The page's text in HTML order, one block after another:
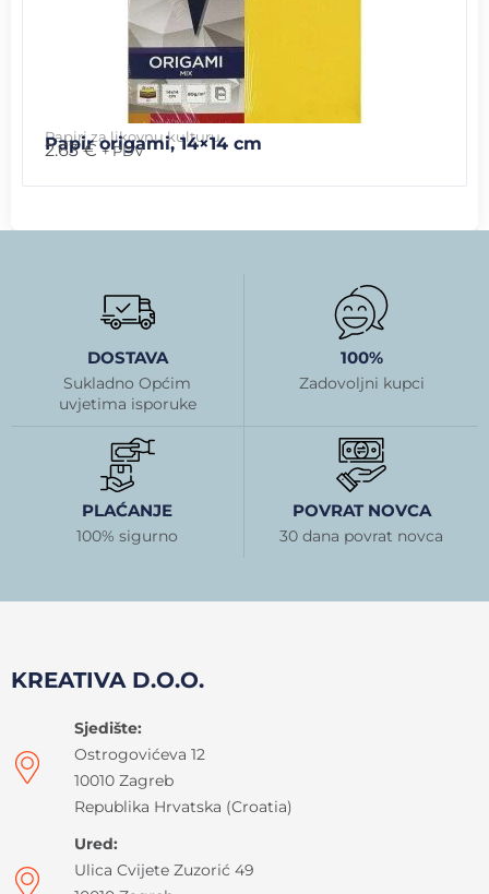
Papiri za likovnu kulturu
Papir origami, 14×14 cm
2.63€ + PDV
DOSTAVA
Sukladno Općim
uvjetima isporuke
100%
Zadovoljni kupci
PLAĆANJE
100% sigurno
POVRAT NOVCA
30 dana povrat novca
KREATIVA D.O.O.
Sjedište:
Ostrogovićeva 12
10010 Zagreb
Republika Hrvatska (Croatia)
Ured:
Ulica Cvijete Zuzorić 49